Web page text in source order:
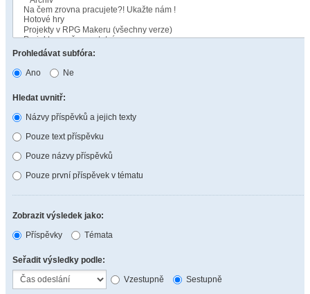
Prohledávat subfóra:
Ano
Ne
Hledat uvnitř:
Názvy příspěvků a jejich texty
Pouze text příspěvku
Pouze názvy příspěvků
Pouze první příspěvek v tématu
Zobrazit výsledek jako:
Příspěvky
Témata
Seřadit výsledky podle:
Vzestupně
Sestupně